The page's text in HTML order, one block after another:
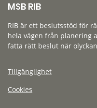
MSB RIB
RIB är ett beslutsstöd för
hela vägen från planering
fatta rätt beslut när
Tillgänglighet
Cookies